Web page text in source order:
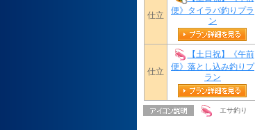
仕立
便》タイラバ釣りプラ
ン
仕立
【土日祝】《午前
便》落とし込み釣りプ
ラン
エサ釣り